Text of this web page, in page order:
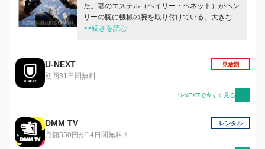
た。妻のエステル（ヘイリー・ベネット）がヘン
リーの腕に機械の腕を取り付けている。大きな事
故があり、ヘンリーの身体は激しく損傷してい
術に取りかかろうとした時、侵入者が襲い来る。
謎の組織のリーダーであり圧倒的な能力を持った
男エイカンは破壊行為を繰り広げる。なんとか脱
らわれてしまう。機械のパーツを取り入れたヘン
リーは超人的な身体能力を駆使し、妻を救出する
為、命を懸けた戦いに身を投じていく－。
>>続きを読む
U-NEXT
初回31日間無料
見放題
U-NEXTで今すぐ見る
DMM TV
月額550円が14日間無料！
レンタル